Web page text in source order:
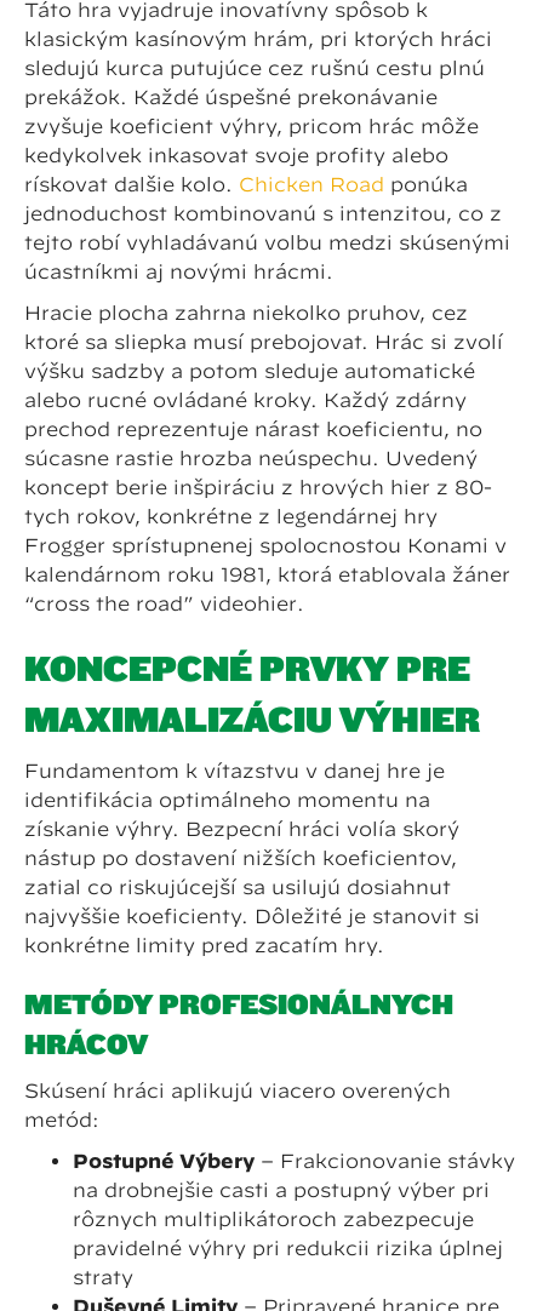
Táto hra vyjadruje inovatívny spôsob k
klasickým kasínovým hrám, pri ktorých hráči
sledujú kurča putujúce cez rušnú cestu plnú
prekážok. Každé úspešné prekonávanie
zvyšuje koeficient výhry, pričom hráč môže
kedykoľvek inkasovať svoje profity alebo
rískovať ďalšie kolo. Chicken Road ponúka
jednoduchosť kombinovanú s intenzitou, čo z
tejto robí vyhľadávanú voľbu medzi skúsenými
účastníkmi aj novými hráčmi.
Hracie plocha zahŕňa niekoľko pruhov, cez
ktoré sa sliepka musí prebojovať. Hráč si zvolí
výšku sadzby a potom sleduje automatické
alebo ručné ovládané kroky. Každý zdárny
prechod reprezentuje nárast koeficientu, no
súčasne rastie hrozba neúspechu. Uvedený
koncept berie inšpiráciu z hrových hier z 80-
tych rokov, konkrétne z legendárnej hry
Frogger sprístupnenej spoločnosťou Konami v
kalendárnom roku 1981, ktorá etablovala žáner
“cross the road” videohier.
KONCEPČNÉ PRVKY PRE
MAXIMALIZÁCIU VÝHIER
Fundamentom k víťazstvu v danej hre je
identifikácia optimálneho momentu na
získanie výhry. Bezpeční hráči volía skorý
nástup po dostavení nižších koeficientov,
zatiaľ čo riskujúcejší sa usilujú dosiahnuť
najvyššie koeficienty. Dôležité je stanoviť si
konkrétne limity pred začatím hry.
METÓDY PROFESIONÁLNYCH
HRÁČOV
Skúsení hráči aplikujú viacero overených
metód:
Postupné Výbery – Frakcionovanie stávky
na drobnejšie časti a postupný výber pri
rôznych multiplikátoroch zabezpečuje
pravidelné výhry pri redukcii rizika úplnej
straty